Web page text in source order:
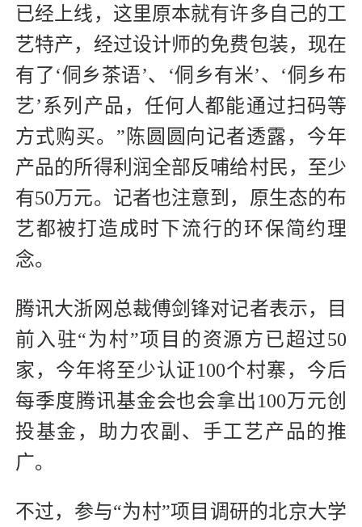
已经上线，这里原本就有许多自己的工
艺特产，经过设计师的免费包装，现在
有了‘侗乡茶语’、‘侗乡有米’、‘侗乡布
艺’系列产品，任何人都能通过扫码等
方式购买。”陈圆圆向记者透露，今年
产品的所得利润全部反哺给村民，至少
有50万元。记者也注意到，原生态的布
艺都被打造成时下流行的环保简约理
念。
腾讯大浙网总裁傅剑锋对记者表示，目
前入驻“为村”项目的资源方已超过50
家，今年将至少认证100个村寨，今后
每季度腾讯基金会也会拿出100万元创
投基金，助力农副、手工艺产品的推
广。
不过，参与“为村”项目调研的北京大学